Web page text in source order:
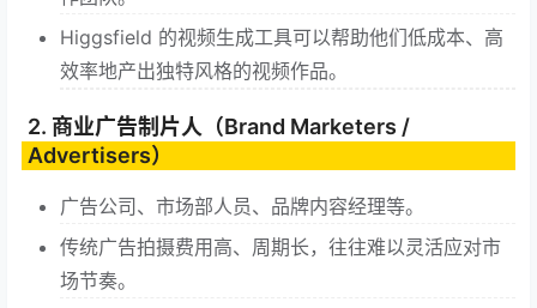
Higgsfield 的视频生成工具可以帮助他们低成本、高
效率地产出独特风格的视频作品。
2. 商业广告制片人（Brand Marketers /
Advertisers）
广告公司、市场部人员、品牌内容经理等。
传统广告拍摄费用高、周期长，往往难以灵活应对市
场节奏。